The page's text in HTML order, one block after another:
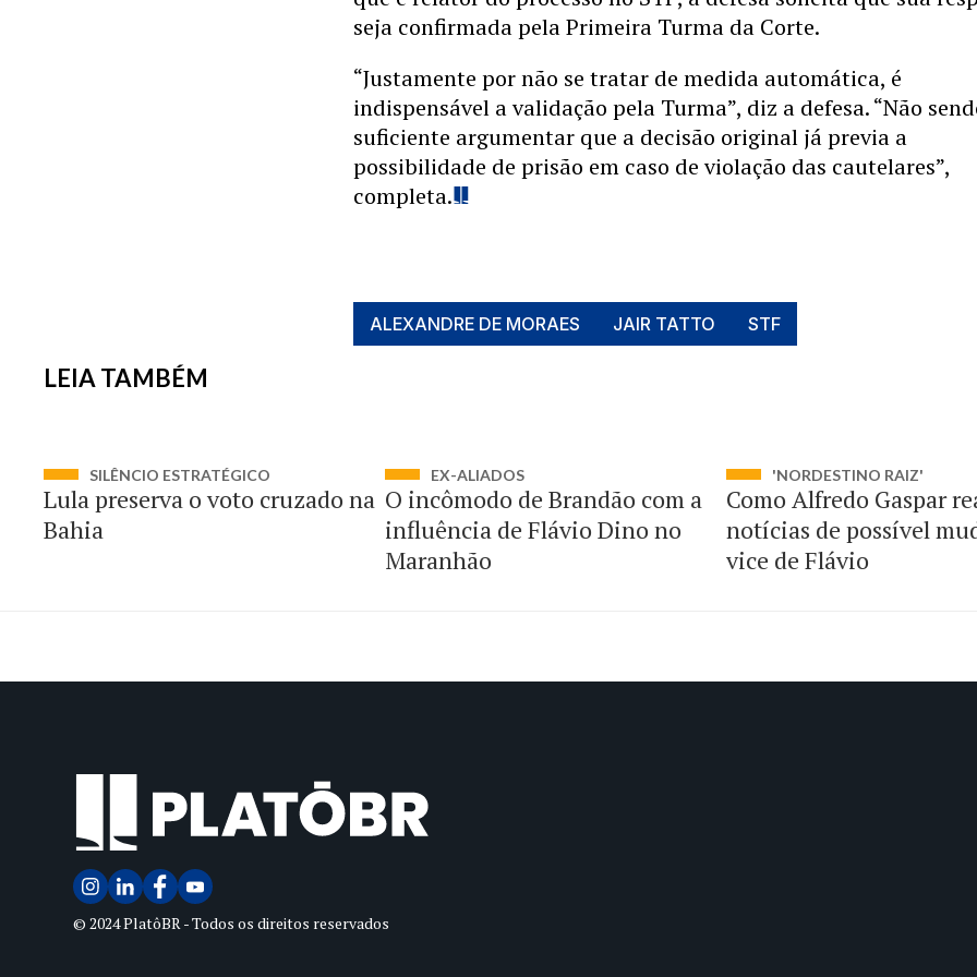
seja confirmada pela Primeira Turma da Corte.
“Justamente por não se tratar de medida automática, é
indispensável a validação pela Turma”, diz a defesa. “Não
suficiente argumentar que a decisão original já previa a
possibilidade de prisão em caso de violação das cautelares”,
completa.
ALEXANDRE DE MORAES JAIR TATTO STF
LEIA TAMBÉM
SILÊNCIO ESTRATÉGICO
Lula preserva o voto cruzado na
Bahia
EX-ALIADOS
O incômodo de Brandão com a
influência de Flávio Dino no
Maranhão
'NORDESTINO RAIZ'
Como Alfredo Gaspar
notícias de possível
vice de Flávio
© 2024 PlatôBR - Todos os direitos reservados